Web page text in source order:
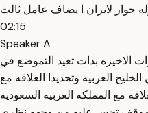
جوار لايران ا يضاف عامل ثالث
02:15
Speaker A
الاخيره بدات تعيد التموضع في
العربيه وتحديدا العلاقه مع
مع المملكه العربيه السعوديه